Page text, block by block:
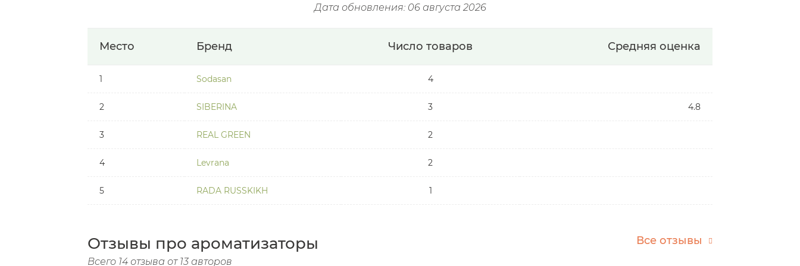
Дата обновления: 06 августа 2026
Место Бренд Число товаров Средняя оценка
1 Sodasan 4
2 SIBERINA 3 4.8
3 REAL GREEN 2
4 Levrana 2
5 RADA RUSSKIKH 1
Отзывы про ароматизаторы
Всего 14 отзыва от 13 авторов
Все отзывы